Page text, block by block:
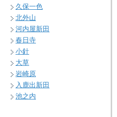
久保一色
北外山
河内屋新田
春日寺
小針
大草
岩崎原
入鹿出新田
池之内